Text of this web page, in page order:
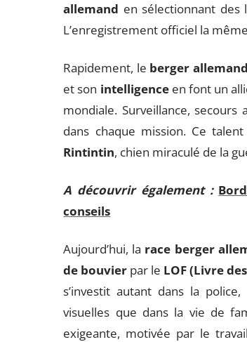
allemand en sélectionnant des
L’enregistrement officiel la
Rapidement, le berger
et son intelligenceen font un
mondiale. Surveillance, secours
dans chaque mission. Ce
Rintintin, chien miraculé de la
A découvrir également :
conseils
Aujourd’hui, la race berger
de bouvier par le LOF (Livre
s’investit autant dans la
visuelles que dans la vie de
exigeante, motivée par le